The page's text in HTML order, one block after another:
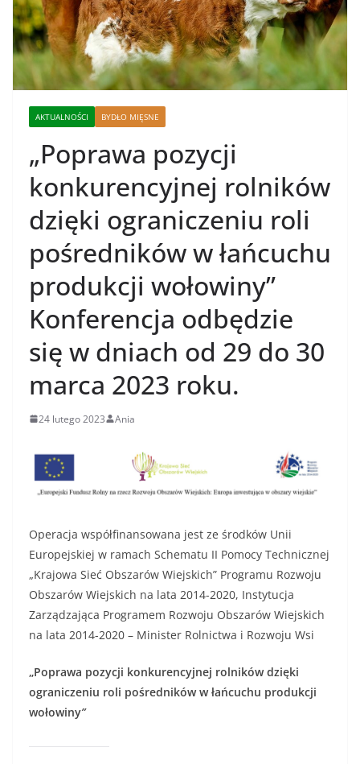
AKTUALNOŚCI BYDŁO MIĘSNE
„Poprawa pozycji
konkurencyjnej rolników
dzięki ograniczeniu roli
pośredników w łańcuchu
produkcji wołowiny”
Konferencja odbędzie
się w dniach od 29 do 30
marca 2023 roku.
24 lutego 2023 Ania
Operacja współfinansowana jest ze środków Unii
Europejskiej w ramach Schematu II Pomocy Technicznej
„Krajowa Sieć Obszarów Wiejskich” Programu Rozwoju
Obszarów Wiejskich na lata 2014-2020, Instytucja
Zarządzająca Programem Rozwoju Obszarów Wiejskich
na lata 2014-2020 – Minister Rolnictwa i Rozwoju Wsi
„Poprawa pozycji konkurencyjnej rolników dzięki
ograniczeniu roli pośredników w łańcuchu produkcji
wołowiny”